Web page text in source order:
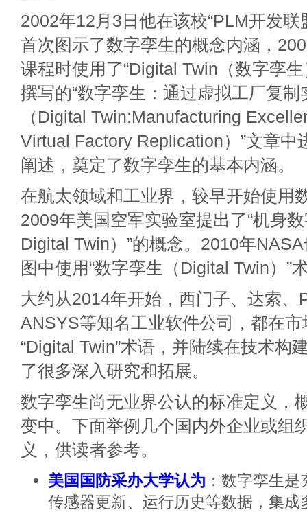
2002年12月3日他在该校“PLM开发联
首次图示了数字孪生的概念内涵，
课程时使用了“Digital Twin（数字孪
撰写的“数字孪生：通过虚拟工厂复制
（Digital Twin:Manufacturing
Virtual Factory Replication）”文章中
阐述，奠定了数字孪生的基本内涵。
在航太领域和工业界，较早开始使用
2009年美国空军实验室提出了“机身
Digital Twin）”的概念。2010年
图中使用“数字孪生（Digital Twin）”
大约从2014年开始，西门子、达索、
ANSYS等知名工业软件公司，都在
“Digital Twin”术语，并陆续在技术构
了很多深入研究和拓展。
数字孪生尚无业界公认的标准定义，
变中。下面举例几个国内外企业或组
义，供读者参考。
美国国防采办大学认为 ：数字孪生
传感器更新、运行历史等数据，集成